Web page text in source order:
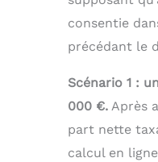
consentie
précédant le
Scénario 1 :
000 €. Après
part nette
calcul en